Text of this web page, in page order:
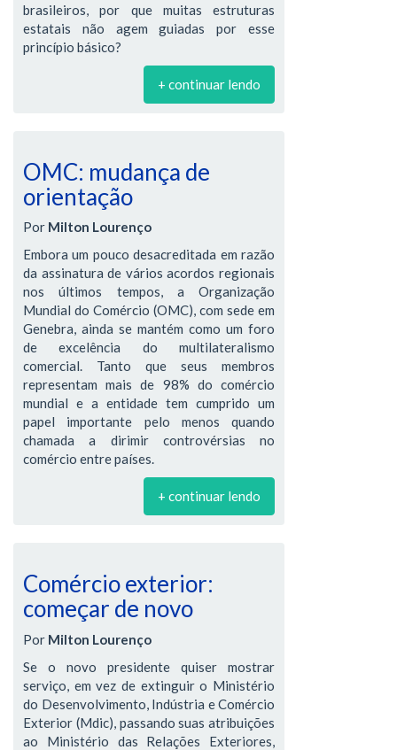
brasileiros, por que muitas estruturas
estatais não agem guiadas por esse
princípio básico?
+ continuar lendo
OMC: mudança de
orientação
Por Milton Lourenço
Embora um pouco desacreditada em razão
da assinatura de vários acordos regionais
nos últimos tempos, a Organização
Mundial do Comércio (OMC), com sede em
Genebra, ainda se mantém como um foro
de excelência do multilateralismo
comercial. Tanto que seus membros
representam mais de 98% do comércio
mundial e a entidade tem cumprido um
papel importante pelo menos quando
chamada a dirimir controvérsias no
comércio entre países.
+ continuar lendo
Comércio exterior:
começar de novo
Por Milton Lourenço
Se o novo presidente quiser mostrar
serviço, em vez de extinguir o Ministério
do Desenvolvimento, Indústria e Comércio
Exterior (Mdic), passando suas atribuições
ao Ministério das Relações Exteriores,